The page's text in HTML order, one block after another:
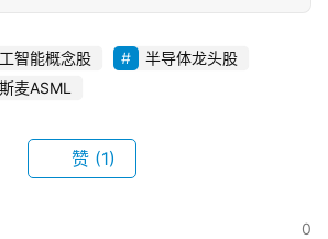
智能概念股
半导体龙头股
麦ASML
赞 (1)
0